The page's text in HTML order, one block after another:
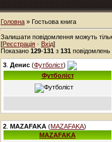
Головна » Гостьова книга
Залишати повідомлення можуть
[Реєстрація · Вхід]
Показано 129-131 з 131 повідомлень
3 Денис (Футболіст)
Футболіст
2 MAZAFAKA (MAZAFAKA)
MAZAFAKA